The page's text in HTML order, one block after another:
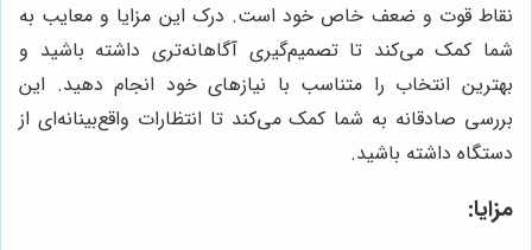
نقاط قوت و ضعف خاص خود است. درک این مزایا و معایب به
شما کمک می‌کند تا تصمیم‌گیری آگاهانه‌تری داشته باشید و
بهترین انتخاب را متناسب با نیازهای خود انجام دهید. این
بررسی صادقانه به شما کمک می‌کند تا انتظارات واقع‌بینانه‌ای از
دستگاه داشته باشید.
مزایا: